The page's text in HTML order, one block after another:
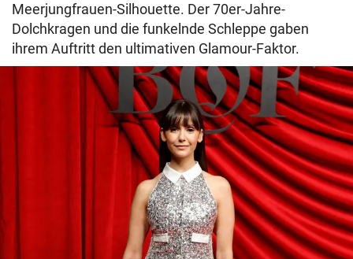
Meerjungfrauen-Silhouette. Der 70er-Jahre-
Dolchkragen und die funkelnde Schleppe gaben
ihrem Auftritt den ultimativen Glamour-Faktor.